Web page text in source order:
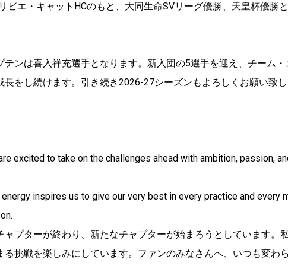
エ・キャットHCのもと、大同生命SVリーグ優勝、天皇杯優勝
ンは喜入祥充選手となります。新入団の5選手を迎え、チーム・
をし続けます。引き続き2026-27シーズンもよろしくお願い致し
excited to take on the challenges ahead with ambition, passion,
inspires us to give our very best in every practice and every
プターが終わり、新たなチャプターが始まろうとしています。
挑戦を楽しみにしています。ファンのみなさんへ、いつも変わ